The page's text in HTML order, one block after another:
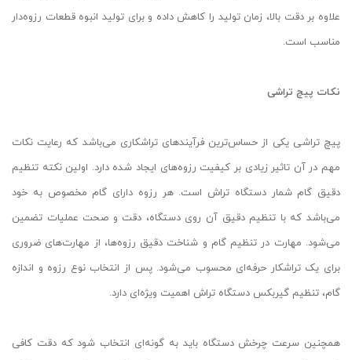
علاوه‌ بر دقت بالا، زمان تولید را کاهش داده و برای تولید انبوه قطعات رزوه‌دار
مناسب است.
نکات پیچ تراشی
پیچ تراشی یکی از حساس‌ترین فرآیندهای تراشکاری می‌باشد که رعایت نکات
مهم در آن تاثیر زیادی بر کیفیت رزوه‌های ایجاد شده دارد. اولین نکته تنظیم
دقیق گام شمار دستگاه تراش است. هر رزوه دارای گام مخصوص به خود
می‌باشد که با تنظیم دقیق آن روی دستگاه، دقت و صحت عملیات تضمین
می‌شود. مهارت در تنظیم گام و شناخت دقیق رزوه‌ها، از مهارت‌های ضروری
برای یک تراشکار حرفه‌ای محسوب می‌شود. پس از انتخاب نوع رزوه و اندازه
گام، تنظیم گیربکس دستگاه تراش اهمیت ویژه‌ای دارد.
همچنین سرعت چرخش دستگاه باید به گونه‌ای انتخاب شود که دقت کافی